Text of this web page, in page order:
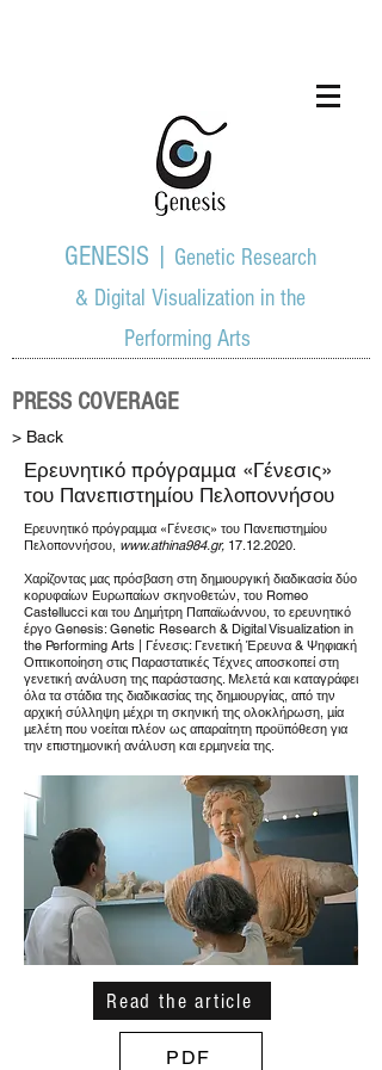
GENESIS | Genetic Research
& Digital Visualization in the
Performing Arts
PRESS COVERAGE
> Back
Ερευνητικό πρόγραμμα «Γένεσις»
του Πανεπιστημίου Πελοποννήσου
Ερευνητικό πρόγραμμα «Γένεσις» του Πανεπιστημίου
Πελοποννήσου, www.athina984.gr, 17.12.2020.
Χαρίζοντας μας πρόσβαση στη δημιουργική διαδικασία δύο
κορυφαίων Ευρωπαίων σκηνοθετών, του Romeo
Castellucci και του Δημήτρη Παπαϊωάννου, το ερευνητικό
έργο Genesis: Genetic Research & Digital Visualization in
the Performing Arts | Γένεσις: Γενετική Έρευνα & Ψηφιακή
Οπτικοποίηση στις Παραστατικές Τέχνες αποσκοπεί στη
γενετική ανάλυση της παράστασης. Μελετά και καταγράφει
όλα τα στάδια της διαδικασίας της δημιουργίας, από την
αρχική σύλληψη μέχρι τη σκηνική της ολοκλήρωση, μία
μελέτη που νοείται πλέον ως απαραίτητη προϋπόθεση για
την επιστημονική ανάλυση και ερμηνεία της.
Read the article
PDF